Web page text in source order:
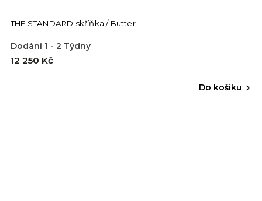
THE STANDARD skříňka / Butter
Dodání 1 - 2 Týdny
12 250 Kč
Do košíku